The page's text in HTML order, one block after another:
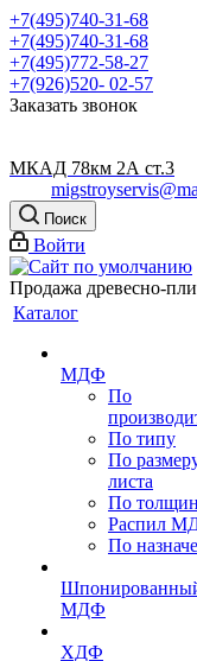
+7(495)740-31-68
+7(495)740-31-68
+7(495)772-58-27
+7(926)520- 02-57
Заказать звонок
МКАД 78км 2А ст.3
Поиск
Войти
Продажа древесно-
Каталог
МДФ
По
По типу
По
листа
По
Распил
По
МДФ
ХДФ